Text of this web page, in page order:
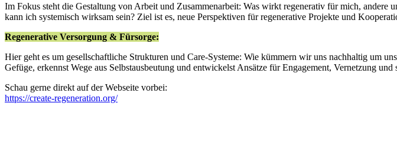
Im Fokus steht die Gestaltung von Arbeit und Zusammenarbeit: Was wirkt regenerativ für mich,
kann ich systemisch wirksam sein? Ziel ist es, neue Perspektiven für regenerative Projekte und
Regenerative Versorgung & Fürsorge:
Hier geht es um gesellschaftliche Strukturen und Care-Systeme: Wie kümmern wir uns nachhaltig um
Gefüge, erkennst Wege aus Selbstausbeutung und entwickelst Ansätze für Engagement, Vernetzung und
Schau gerne direkt auf der Webseite vorbei:
https://create-regeneration.org/